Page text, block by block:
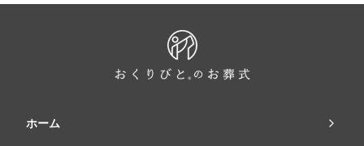
ホーム